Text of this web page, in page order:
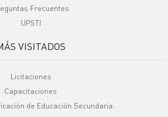
Frecuentes
UPSTI
VISITADOS
Licitaciones
Capacitaciones
de Educación Secundaria